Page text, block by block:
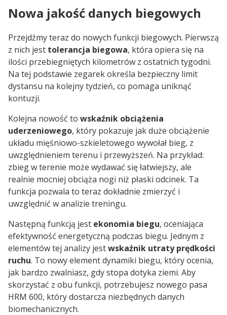
Nowa jakość danych biegowych
Przejdźmy teraz do nowych funkcji biegowych. Pierwszą
z nich jest tolerancja biegowa, która opiera się na
ilości przebiegniętych kilometrów z ostatnich tygodni.
Na tej podstawie zegarek określa bezpieczny limit
dystansu na kolejny tydzień, co pomaga uniknąć
kontuzji.
Kolejna nowość to wskaźnik obciążenia
uderzeniowego, który pokazuje jak duże obciążenie
układu mięśniowo-szkieletowego wywołał bieg, z
uwzględnieniem terenu i przewyższeń. Na przykład:
zbieg w terenie może wydawać się łatwiejszy, ale
realnie mocniej obciąża nogi niż płaski odcinek. Ta
funkcja pozwala to teraz dokładnie zmierzyć i
uwzględnić w analizie treningu.
Następną funkcją jest ekonomia biegu, oceniająca
efektywność energetyczną podczas biegu. Jednym z
elementów tej analizy jestwskaźnik utraty prędkości
ruchu. To nowy element dynamiki biegu, który ocenia,
jak bardzo zwalniasz, gdy stopa dotyka ziemi. Aby
skorzystać z obu funkcji, potrzebujesz nowego pasa
HRM 600, który dostarcza niezbędnych danych
biomechanicznych.